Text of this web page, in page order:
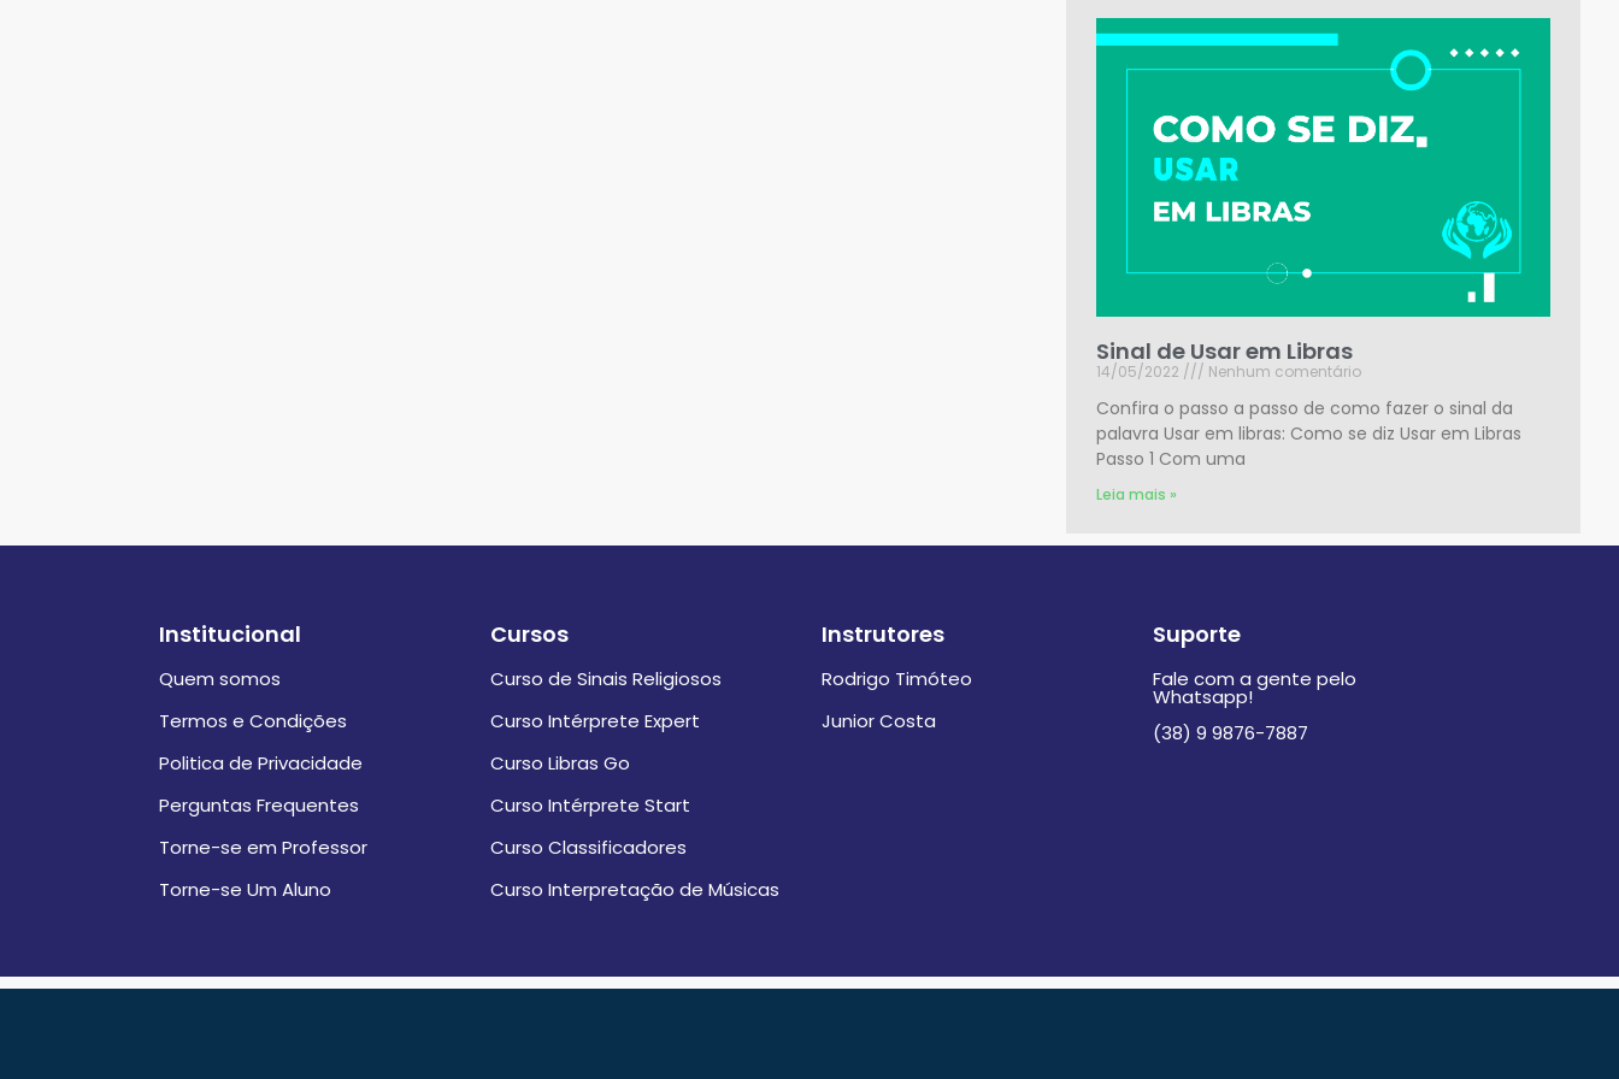
Sinal de Usar em Libras
14/05/2022 Nenhum comentário
Confira o passo a passo de como fazer o sinal da
palavra Usar em libras: Como se diz Usar em Libras
Passo 1 Com uma
Leia mais »
Institucional
Quem somos
Termos e Condições
Politica de Privacidade
Perguntas Frequentes
Torne-se em Professor
Torne-se Um Aluno
Cursos
Curso de Sinais Religiosos
Curso Intérprete Expert
Curso Libras Go
Curso Intérprete Start
Curso Classificadores
Curso Interpretação de Músicas
Instrutores
Rodrigo Timóteo
Junior Costa
Suporte
Fale com a gente pelo
Whatsapp!
(38) 9 9876-7887